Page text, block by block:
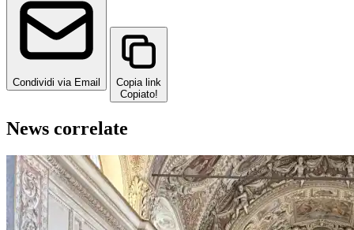
Condividi via Email
Copia link
Copiato!
News correlate